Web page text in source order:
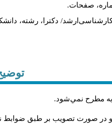
صفحات.
کارشناسی‌ارشد/ دکترا، رشته،
مطرح نمي‌شود.
در صورت تصويب بر طبق ضوابط